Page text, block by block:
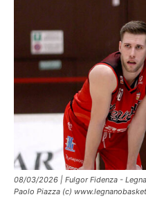
08/03/2026 | Fulgor Fidenza -
Paolo Piazza (c)